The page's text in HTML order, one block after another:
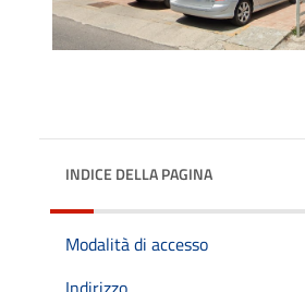
INDICE DELLA PAGINA
Modalità di accesso